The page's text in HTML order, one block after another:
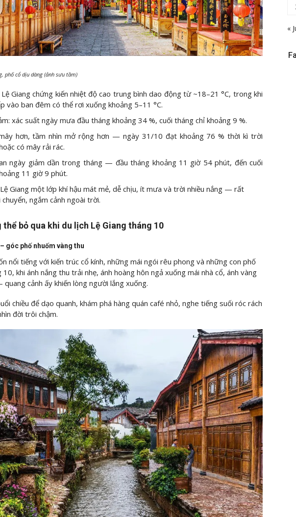
phố cổ dịu dàng (ảnh sưu tầm)
Giang chứng kiến nhiệt độ cao trung bình dao động từ ~18–21 °C, trong khi
vào ban đêm có thể rơi xuống khoảng 5–11 °C.
xác suất ngày mưa đầu tháng khoảng 34 %, cuối tháng chỉ khoảng 9 %.
hơn, tầm nhìn mở rộng hơn — ngày 31/10 đạt khoảng 76 % thời kì trời
có mây rải rác.
ngày giảm dần trong tháng — đầu tháng khoảng 11 giờ 54 phút, đến cuối
11 giờ 9 phút.
Giang một lớp khí hậu mát mẻ, dễ chịu, ít mưa và trời nhiều nắng — rất
ngắm cảnh ngoài trời.
bỏ qua khi du lịch Lệ Giang tháng 10
góc phố nhuốm vàng thu
nổi tiếng với kiến trúc cổ kính, những mái ngói rêu phong và những con phố
khi ánh nắng thu trải nhẹ, ánh hoàng hôn ngả xuống mái nhà cổ, ánh vàng
cảnh ấy khiến lòng người lắng xuống.
chiều để dạo quanh, khám phá hàng quán café nhỏ, nghe tiếng suối róc rách
đời trôi chậm.
«